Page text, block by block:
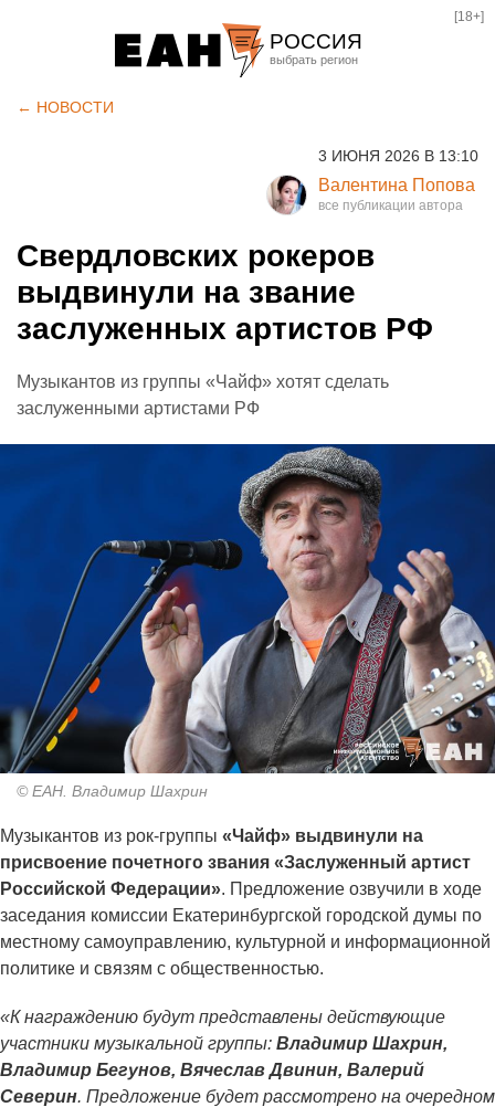
РОССИЯ
Курган
Оренбург
[18+]
← НОВОСТИ
3 ИЮНЯ 2026 В 13:10
Валентина Попова
Свердловских рокеров
выдвинули на звание
заслуженных артистов РФ
Музыкантов из группы «Чайф» хотят сделать
заслуженными артистами РФ
© ЕАН. Владимир Шахрин
Музыкантов из рок-группы «Чайф» выдвинули на
присвоение почетного звания «Заслуженный артист
Российской Федерации». Предложение озвучили в ходе
заседания комиссии Екатеринбургской городской думы по
местному самоуправлению, культурной и информационной
политике и связям с общественностью.
«К награждению будут представлены действующие
участники музыкальной группы: Владимир Шахрин,
Владимир Бегунов, Вячеслав Двинин, Валерий
Северин. Предложение будет рассмотрено на очередном